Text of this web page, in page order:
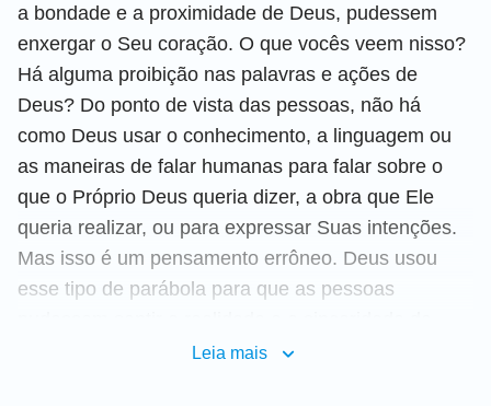
a bondade e a proximidade de Deus, pudessem
enxergar o Seu coração. O que vocês veem nisso?
Há alguma proibição nas palavras e ações de
Deus? Do ponto de vista das pessoas, não há
como Deus usar o conhecimento, a linguagem ou
as maneiras de falar humanas para falar sobre o
que o Próprio Deus queria dizer, a obra que Ele
queria realizar, ou para expressar Suas intenções.
Mas isso é um pensamento errôneo. Deus usou
esse tipo de parábola para que as pessoas
Deus e perceber a Sua atitude em relação às
Leia mais